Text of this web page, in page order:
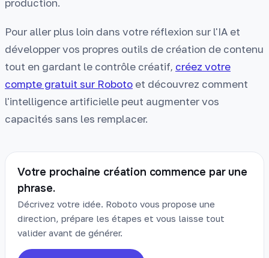
Pour aller plus loin dans votre réflexion sur l'IA et
développer vos propres outils de création de contenu
tout en gardant le contrôle créatif, créez votre
compte gratuit sur Roboto et découvrez comment
l'intelligence artificielle peut augmenter vos
capacités sans les remplacer.
Votre prochaine création commence par une
phrase.
Décrivez votre idée. Roboto vous propose une
direction, prépare les étapes et vous laisse tout
valider avant de générer.